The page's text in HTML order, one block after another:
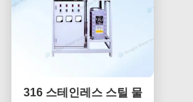
316 스테인레스 스틸 물